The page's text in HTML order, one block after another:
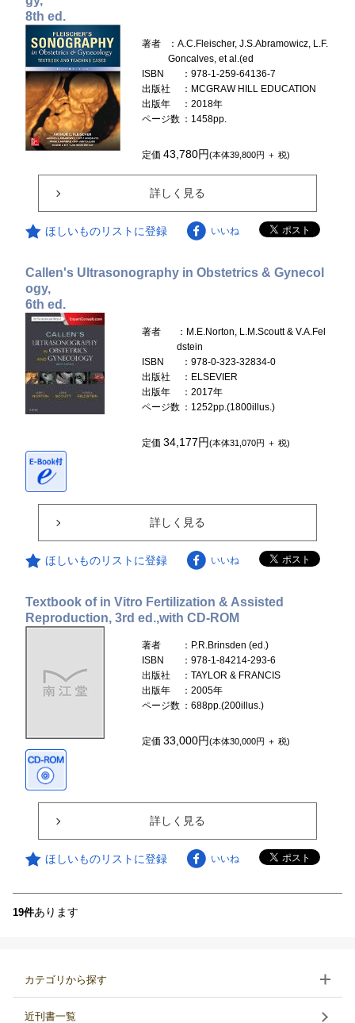
8th ed.
著者
：A.C.Fleischer, J.S.Abramowicz, L.F.
Goncalves, et al.(ed
ISBN
：978-1-259-64136-7
出版社
：MCGRAW HILL EDUCATION
出版年
：2018年
ページ数 ：1458pp.
定価43,780円(本体39,800円 ＋ 税)
詳しく見る
ほしいものリストに登録 いいね
Callen's Ultrasonography in Obstetrics & Gynecol
ogy,
6th ed.
著者
：M.E.Norton, L.M.Scoutt & V.A.Fel
dstein
ISBN
：978-0-323-32834-0
出版社
：ELSEVIER
出版年
：2017年
ページ数 ：1252pp.(1800illus.)
定価34,177円(本体31,070円 ＋ 税)
詳しく見る
ほしいものリストに登録 いいね
Textbook of in Vitro Fertilization & Assisted
Reproduction, 3rd ed.,with CD-ROM
著者
：P.R.Brinsden (ed.)
ISBN
：978-1-84214-293-6
出版社
：TAYLOR & FRANCIS
出版年
：2005年
ページ数 ：688pp.(200illus.)
定価33,000円(本体30,000円 ＋ 税)
詳しく見る
ほしいものリストに登録 いいね
19件あります
カテゴリから探す
近刊書一覧